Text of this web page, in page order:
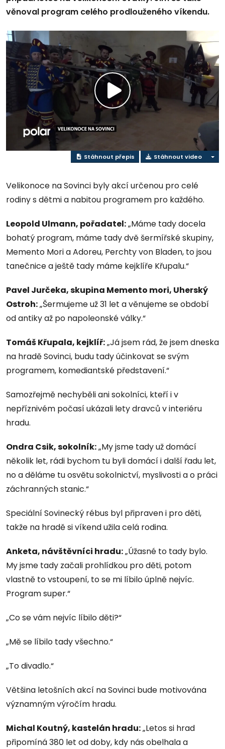
věnoval program celého prodlouženého víkendu.
Přehrát
video
Stáhnout přepis Stáhnout video
Velikonoce na Sovinci byly akcí určenou pro celé
rodiny s dětmi a nabitou programem pro každého.
Leopold Ulmann, pořadatel:„Máme tady docela
bohatý program, máme tady dvě šermířské skupiny,
Memento Mori a Adoreu, Perchty von Bladen, to jsou
tanečnice a ještě tady máme kejklíře Křupalu.“
Pavel Jurčeka, skupina Memento mori, Uherský
Ostroh:„Šermujeme už 31 let a věnujeme se období
od antiky až po napoleonské války.“
Tomáš Křupala, kejklíř:„Já jsem rád, že jsem dneska
na hradě Sovinci, budu tady účinkovat se svým
programem, komediantské představení.“
Samozřejmě nechyběli ani sokolníci, kteří i v
nepříznivém počasí ukázali lety dravců v interiéru
hradu.
Ondra Csik, sokolník:„My jsme tady už domácí
několik let, rádi bychom tu byli domácí i další řadu let,
no a děláme tu osvětu sokolnictví, myslivosti a o práci
záchranných stanic.“
Speciální Sovinecký rébus byl připraven i pro děti,
takže na hradě si víkend užila celá rodina.
Anketa, návštěvníci hradu:„Úžasné to tady bylo.
My jsme tady začali prohlídkou pro děti, potom
vlastně to vstoupení, to se mi líbilo úplně nejvíc.
Program super.“
„Co se vám nejvíc líbilo děti?“
„Mě se líbilo tady všechno.“
„To divadlo.“
Většina letošních akcí na Sovinci bude motivována
významným výročím hradu.
Michal Koutný, kastelán hradu:„Letos si hrad
připomíná 380 let od doby, kdy nás obelhala a